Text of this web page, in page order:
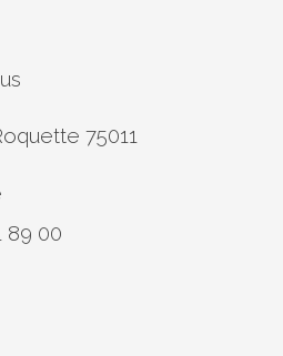
75011
89 00